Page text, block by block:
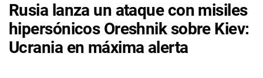
Rusia lanza un ataque con misiles
hipersónicos Oreshnik sobre Kiev:
Ucrania en máxima alerta